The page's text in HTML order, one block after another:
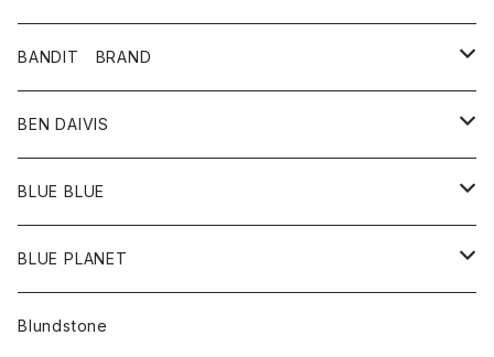
パンツ
靴
革ジャケット
アクセサリー
バッグ
ポーチ
BANDIT BRAND
トップス
Ｔシャツ
BEN DAIVIS
ポトム
パンツ
BLUE BLUE
アウター
カーディガン
アクセサリー
BLUE PLANET
サングラス
Blundstone